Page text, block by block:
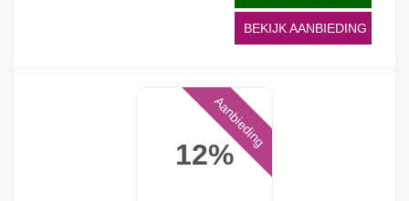
BEKIJK AANBIEDING
12%
Aanbieding